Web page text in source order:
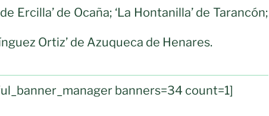
Ercilla’ de Ocaña; ‘La Hontanilla’ de Tarancón;
Ortiz’ de Azuqueca de Henares.
banners=34 count=1]